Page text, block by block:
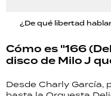
¿De qué libertad
Cómo es "166
disco de Milo J
Desde Charly García,